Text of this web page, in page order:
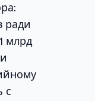
ради
млрд
с